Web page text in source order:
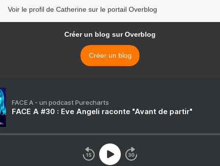
Voir le profil de Catherine sur le portail Overblog
Créer un blog sur Overblog
Créer un blog
FACE A - un podcast Purecharts
FACE A #30 : Eve Angeli raconte "Avant de partir"